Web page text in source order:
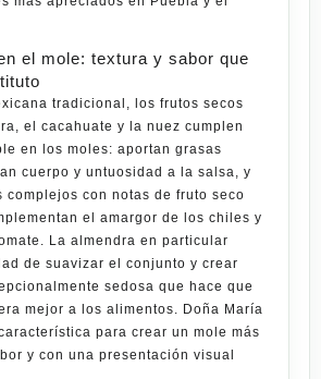
el mole: textura y sabor que
tradicional, los frutos secos
el cacahuate y la nuez cumplen
en los moles: aportan grasas
cuerpo y untuosidad a la salsa, y
complejos con notas de fruto seco
el amargor de los chiles y
La almendra en particular
de suavizar el conjunto y crear
sedosa que hace que
mejor a los alimentos. Doña María
para crear un mole más
y con una presentación visual